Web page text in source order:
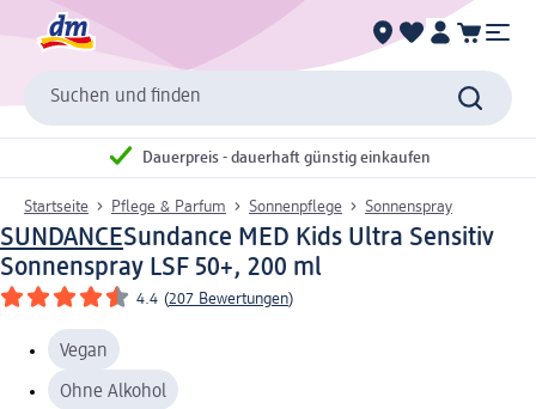
Suchen und finden
Dauerpreis - dauerhaft günstig einkaufen
Startseite Pflege & Parfum Sonnenpflege Sonnenspray
SUNDANCESundance MED Kids Ultra Sensitiv
Sonnenspray LSF 50+, 200 ml
4.4 (207 Bewertungen)
Vegan
Ohne Alkohol